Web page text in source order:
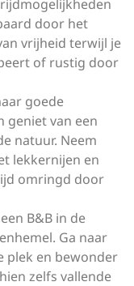
door het
vrijheid terwijl je
of rustig door
goede
geniet van een
natuur. Neem
lekkernijen en
omringd door
B&B in de
Ga naar
plek en bewonder
zelfs vallende